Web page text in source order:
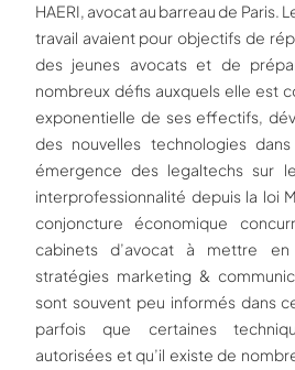
HAERI, avocat au barreau de Paris.
travail avaient pour objectifs de
des jeunes avocats et de
nombreux défis auxquels elle est
exponentielle de ses effectifs,
des nouvelles technologies
émergence des legaltechs sur
interprofessionnalité depuis la loi
conjoncture économique
cabinets d’avocat à mettre
stratégies marketing &
sont souvent peu informés dans
parfois que certaines
autorisées et qu’il existe de